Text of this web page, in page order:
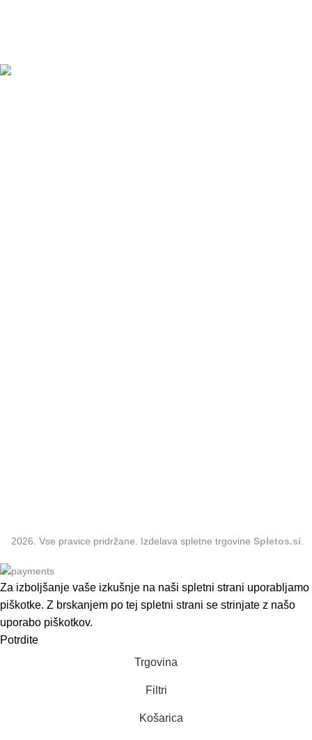
2026. Vse pravice pridržane. Izdelava spletne trgovine Spletos.si
Za izboljšanje vaše izkušnje na naši spletni strani uporabljamo
piškotke. Z brskanjem po tej spletni strani se strinjate z našo
uporabo piškotkov.
Potrdite
Trgovina
Filtri
Košarica